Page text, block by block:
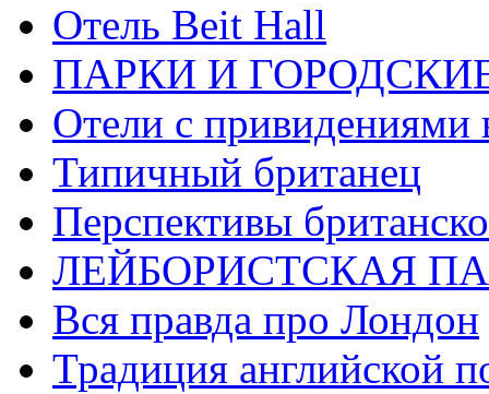
Отель Beit Hall
ПАРКИ И
Отели с привидениями
Типичный британец
Перспективы
ЛЕЙБОРИСТСКАЯ
Вся правда про Лондон
Традиция английской